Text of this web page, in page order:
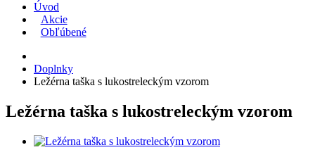
Úvod
Akcie
Obľúbené
Doplnky
Ležérna taška s lukostreleckým vzorom
Ležérna taška s lukostreleckým vzorom